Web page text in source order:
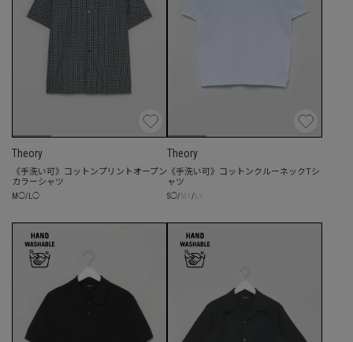
Theory
《手洗い可》コットンプリントオープン
カラーシャツ
M ◯/ ◯
Theory
《手洗い可》コットンクルーネックTシ
ャツ
S◯/ /